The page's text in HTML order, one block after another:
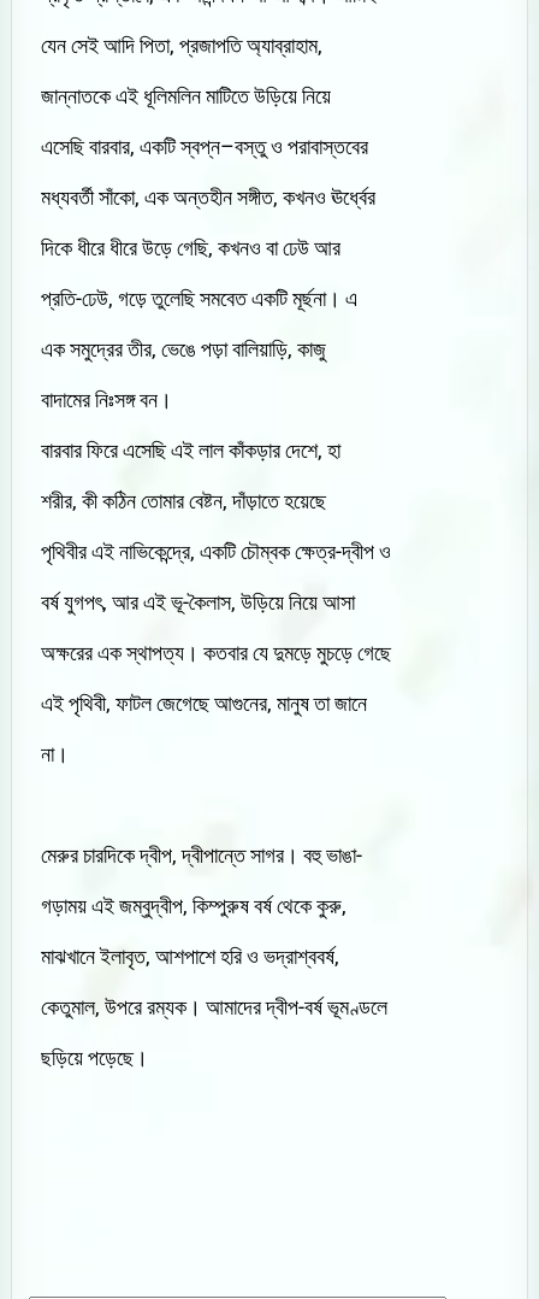
যেন সেই আদি পিতা, প্রজাপতি অ্যাব্রাহাম,
জান্নাতকে এই ধূলিমলিন মাটিতে উড়িয়ে নিয়ে
এসেছি বারবার, একটি স্বপ্ন–বস্তু ও পরাবাস্তবের
মধ্যবর্তী সাঁকো, এক অন্তহীন সঙ্গীত, কখনও ঊর্ধ্বের
দিকে ধীরে ধীরে উড়ে গেছি, কখনও বা ঢেউ আর
প্রতি-ঢেউ, গড়ে তুলেছি সমবেত একটি মূর্ছনা। এ
এক সমুদ্রের তীর, ভেঙে পড়া বালিয়াড়ি, কাজু
বাদামের নিঃসঙ্গ বন।
বারবার ফিরে এসেছি এই লাল কাঁকড়ার দেশে, হা
শরীর, কী কঠিন তোমার বেষ্টন, দাঁড়াতে হয়েছে
পৃথিবীর এই নাভিকেন্দ্রে, একটি চৌম্বক ক্ষেত্র-দ্বীপ ও
বর্ষ যুগপৎ, আর এই ভূ-কৈলাস, উড়িয়ে নিয়ে আসা
অক্ষরের এক স্থাপত্য। কতবার যে দুমড়ে মুচড়ে গেছে
এই পৃথিবী, ফাটল জেগেছে আগুনের, মানুষ তা জানে
না।
মেরুর চারদিকে দ্বীপ, দ্বীপান্তে সাগর। বহু ভাঙা-
গড়াময় এই জম্বুদ্বীপ, কিম্পুরুষ বর্ষ থেকে কুরু,
মাঝখানে ইলাবৃত, আশপাশে হরি ও ভদ্রাশ্ববর্ষ,
কেতুমাল, উপরে রম্যক। আমাদের দ্বীপ-বর্ষ ভূমণ্ডলে
ছড়িয়ে পড়েছে।